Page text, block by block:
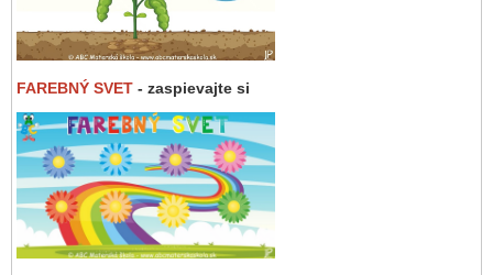
FAREBNÝ SVET - zaspievajte si